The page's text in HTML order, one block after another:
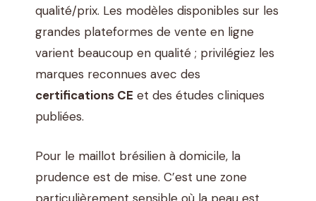
qualité/prix. Les modèles disponibles sur les
grandes plateformes de vente en ligne
varient beaucoup en qualité ; privilégiez les
marques reconnues avec des
certifications CE et des études cliniques
publiées.
Pour le maillot brésilien à domicile, la
prudence est de mise. C’est une zone